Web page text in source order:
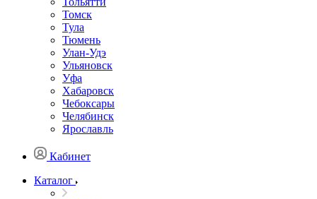
Томск
Тула
Тюмень
Улан-Удэ
Ульяновск
Уфа
Хабаровск
Чебоксары
Челябинск
Ярославль
Кабинет
Каталог